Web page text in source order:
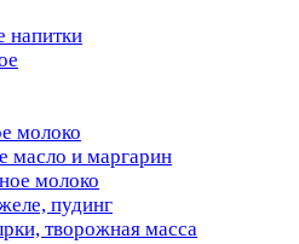
молоко
масло и маргарин
молоко
пудинг
творожная масса